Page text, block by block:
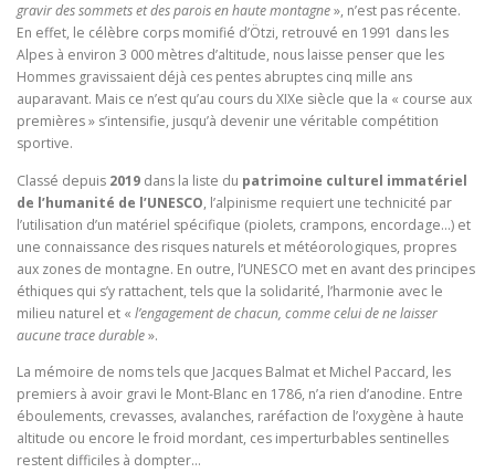
gravir des sommets et des parois en haute montagne», n’est pas récente.
En effet, le célèbre corps momifié d’Ötzi, retrouvé en 1991 dans les
Alpes à environ 3 000 mètres d’altitude, nous laisse penser que les
Hommes gravissaient déjà ces pentes abruptes cinq mille ans
auparavant. Mais ce n’est qu’au cours du XIXe siècle que la « course aux
premières » s’intensifie, jusqu’à devenir une véritable compétition
sportive.
Classé depuis 2019 dans la liste du patrimoine culturel immatériel
de l’humanité de l’UNESCO, l’alpinisme requiert une technicité par
l’utilisation d’un matériel spécifique (piolets, crampons, encordage…) et
une connaissance des risques naturels et météorologiques, propres
aux zones de montagne. En outre, l’UNESCO met en avant des principes
éthiques qui s’y rattachent, tels que la solidarité, l’harmonie avec le
milieu naturel et « l’engagement de chacun, comme celui de ne laisser
aucune trace durable».
La mémoire de noms tels que Jacques Balmat et Michel Paccard, les
premiers à avoir gravi le Mont-Blanc en 1786, n’a rien d’anodine. Entre
éboulements, crevasses, avalanches, raréfaction de l’oxygène à haute
altitude ou encore le froid mordant, ces imperturbables sentinelles
restent difficiles à dompter…